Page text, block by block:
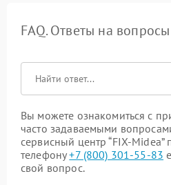
FAQ. Ответы на вопросы
Вы можете ознакомиться с
часто задаваемыми
сервисный центр “FIX-
телефону+7 (800) 301-55-83
свой вопрос.